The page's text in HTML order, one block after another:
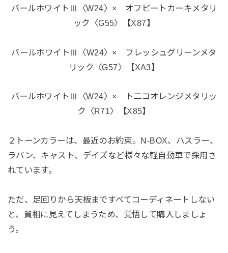
パールホワイトⅢ〈W24〉× オフビートカーキメタリ
ック〈G55〉【X87】
パールホワイトⅢ〈W24〉× フレッシュグリーンメタ
リック〈G57〉【XA3】
パールホワイトⅢ〈W24〉× ト二コオレンジメタリッ
ク〈R71〉【X85】
２トーンカラーは、最近のお約束。N-BOX、ハスラー、
ラパン、キャスト、デイズなど様々な軽自動車で採用さ
れています。
ただ、足回りから天板まですべてコーディネートしない
と、貧相に見えてしまうため、覚悟して購入しましょ
う。